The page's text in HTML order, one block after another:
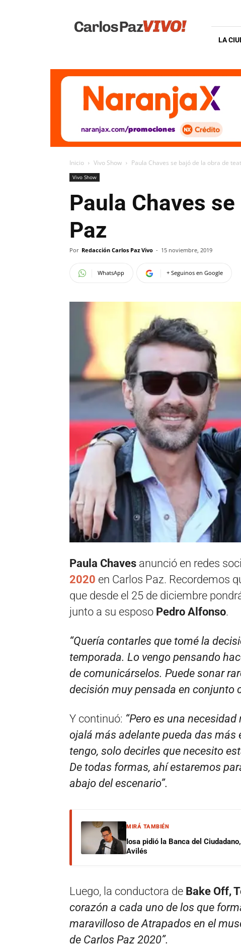
Vivo
LA
Inicio Vivo Show Paula Chaves se bajó de la obra de
Vivo Show
Paula Chaves
Paz
Por Redacción Carlos Paz Vivo - 15 noviembre, 2019
WhatsApp + Seguinos en Google
Paula Chaves anunció en redes
2020 en Carlos Paz. Recordemos
que desde el 25 de diciembre
junto a su esposo Pedro Alfonso.
“Quería contarles que tomé la
temporada. Lo vengo pensando
de comunicárselos. Puede sonar
decisión muy pensada en conjunto
Y continuó: “Pero es una
ojalá más adelante pueda das
tengo, solo decirles que necesito
De todas formas, ahí estaremos
abajo del escenario”.
MIRÁ TAMBIÉN
Iosa pidió la Banca del
Avilés
Luego, la conductora de Bake Off,
corazón a cada uno de los que
maravilloso de Atrapados en el
de Carlos Paz 2020”.